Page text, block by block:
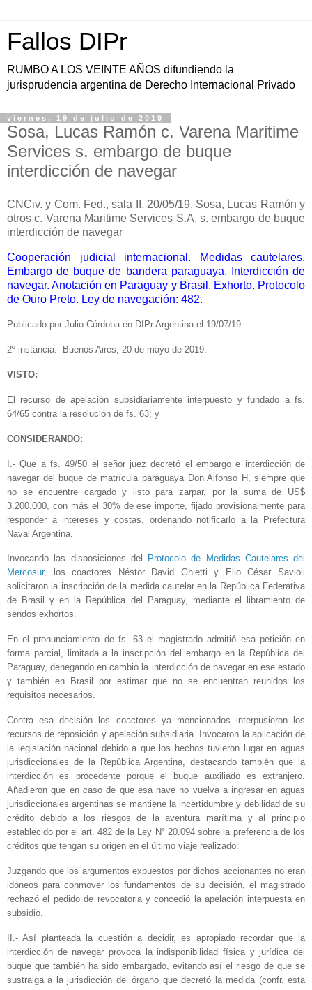
Fallos DIPr
RUMBO A LOS VEINTE AÑOS difundiendo la
jurisprudencia argentina de Derecho Internacional Privado
viernes, 19 de julio de 2019
Sosa, Lucas Ramón c. Varena Maritime
Services s. embargo de buque
interdicción de navegar
CNCiv. y Com. Fed., sala II, 20/05/19, Sosa, Lucas Ramón y
otros c. Varena Maritime Services S.A. s. embargo de buque
interdicción de navegar
Cooperación judicial internacional. Medidas cautelares.
Embargo de buque de bandera paraguaya. Interdicción de
navegar. Anotación en Paraguay y Brasil. Exhorto. Protocolo
de Ouro Preto. Ley de navegación: 482.
Publicado por Julio Córdoba en DIPr Argentina el 19/07/19.
2º instancia.- Buenos Aires, 20 de mayo de 2019.-
VISTO:
El recurso de apelación subsidiariamente interpuesto y fundado a fs.
64/65 contra la resolución de fs. 63; y
CONSIDERANDO:
I.- Que a fs. 49/50 el señor juez decretó el embargo e interdicción de
navegar del buque de matrícula paraguaya Don Alfonso H, siempre que
no se encuentre cargado y listo para zarpar, por la suma de US$
3.200.000, con más el 30% de ese importe, fijado provisionalmente para
responder a intereses y costas, ordenando notificarlo a la Prefectura
Naval Argentina.
Invocando las disposiciones del
Protocolo de Medidas Cautelares del
Mercosur, los coactores Néstor David Ghietti y Elio César Savioli
solicitaron la inscripción de la medida cautelar en la República Federativa
de Brasil y en la República del Paraguay, mediante el libramiento de
sendos exhortos.
En el pronunciamiento de fs. 63 el magistrado admitió esa petición en
forma parcial, limitada a la inscripción del embargo en la República del
Paraguay, denegando en cambio la interdicción de navegar en ese estado
y también en Brasil por estimar que no se encuentran reunidos los
requisitos necesarios.
Contra esa decisión los coactores ya mencionados interpusieron los
recursos de reposición y apelación subsidiaria. Invocaron la aplicación de
la legislación nacional debido a que los hechos tuvieron lugar en aguas
jurisdiccionales de la República Argentina, destacando también que la
interdicción es procedente porque el buque auxiliado es extranjero.
Añadieron que en caso de que esa nave no vuelva a ingresar en aguas
jurisdiccionales argentinas se mantiene la incertidumbre y debilidad de su
crédito debido a los riesgos de la aventura marítima y al principio
establecido por el art. 482 de la Ley N° 20.094 sobre la preferencia de los
créditos que tengan su origen en el último viaje realizado.
Juzgando que los argumentos expuestos por dichos accionantes no eran
idóneos para conmover los fundamentos de su decisión, el magistrado
rechazó el pedido de revocatoria y concedió la apelación interpuesta en
subsidio.
II.- Así planteada la cuestión a decidir, es apropiado recordar que la
interdicción de navegar provoca la indisponibilidad física y jurídica del
buque que también ha sido embargado, evitando así el riesgo de que se
sustraiga a la jurisdicción del órgano que decretó la medida (confr. esta